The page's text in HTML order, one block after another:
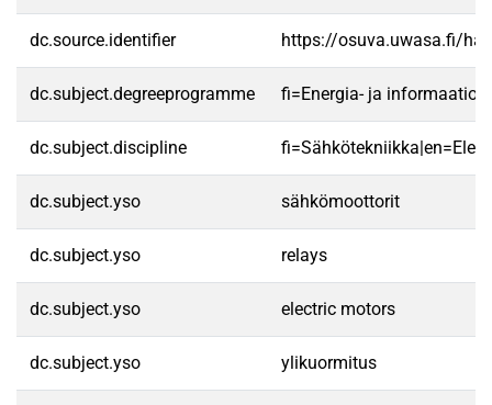
dc.source.identifier https://osuva.uwasa.fi/
dc.subject.degreeprogramme fi=Energia- ja
dc.subject.discipline
dc.subject.yso sähkömoottorit
dc.subject.yso relays
dc.subject.yso electric motors
dc.subject.yso ylikuormitus